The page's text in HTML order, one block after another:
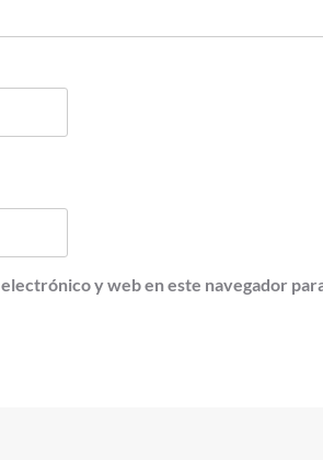
y web en este navegador